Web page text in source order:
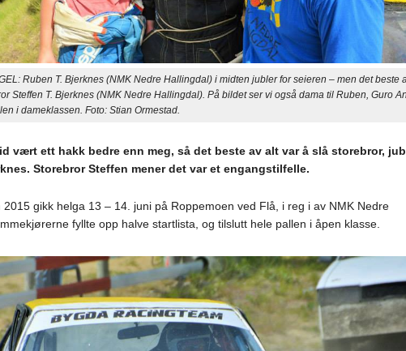
Ruben T. Bjerknes (NMK Nedre Hallingdal) i midten jubler for seieren – men det beste
Steffen T. Bjerknes (NMK Nedre Hallingdal). På bildet ser vi også dama til Ruben, Guro
i dameklassen. Foto: Stian Ormestad.
vært ett hakk bedre enn meg, så det beste av alt var å slå storebror,
Storebror Steffen mener det var et engangstilfelle.
2015 gikk helga 13 – 14. juni på Roppemoen ved Flå, i reg i av NMK Nedre
fyllte opp halve startlista, og tilslutt hele pallen i åpen klasse.